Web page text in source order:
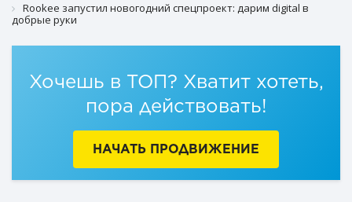
Rookee запустил новогодний спецпроект: дарим digital в
добрые руки
Хочешь в ТОП? Хватит хотеть,
пора действовать!
НАЧАТЬ ПРОДВИЖЕНИЕ